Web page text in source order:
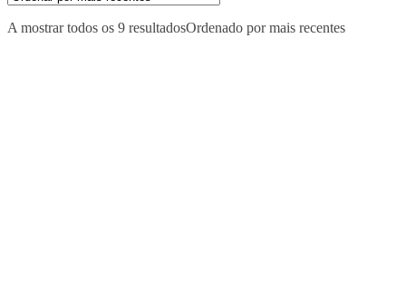
A mostrar todos os 9 resultadosOrdenado por mais recentes